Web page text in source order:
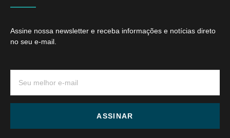
Assine nossa newsletter e receba informações e notícias direto
no seu e-mail.
ASSINAR